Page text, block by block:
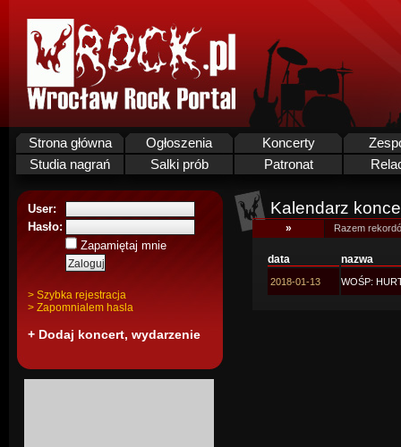
Strona główna Ogłoszenia Koncerty
Studia nagrań
Salki prób Patronat
User:
Hasło:
Zapamiętaj mnie
> Szybka rejestracja
> Zapomnialem hasla
+ Dodaj koncert, wydarzenie
Kalendarz
» Razem
data nazwa
2018-01-13 WOŚP: